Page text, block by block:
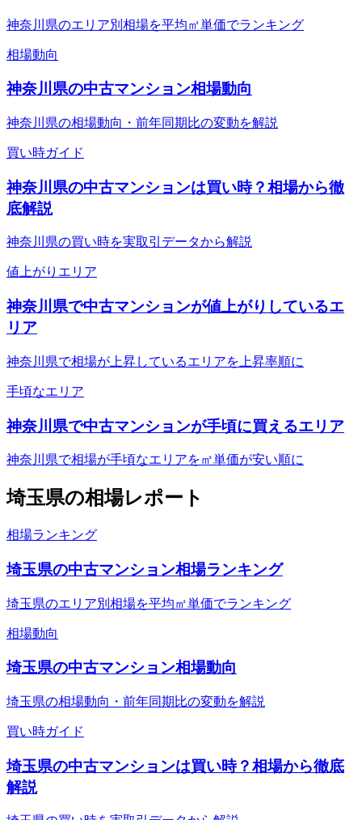
神奈川県のエリア別相場を平均㎡単価でランキング
相場動向
神奈川県の中古マンション相場動向
神奈川県の相場動向・前年同期比の変動を解説
買い時ガイド
神奈川県の中古マンションは買い時？相場から徹
底解説
神奈川県の買い時を実取引データから解説
値上がりエリア
神奈川県で中古マンションが値上がりしているエ
リア
神奈川県で相場が上昇しているエリアを上昇率順に
手頃なエリア
神奈川県で中古マンションが手頃に買えるエリア
神奈川県で相場が手頃なエリアを㎡単価が安い順に
埼玉県の相場レポート
相場ランキング
埼玉県の中古マンション相場ランキング
埼玉県のエリア別相場を平均㎡単価でランキング
相場動向
埼玉県の中古マンション相場動向
埼玉県の相場動向・前年同期比の変動を解説
買い時ガイド
埼玉県の中古マンションは買い時？相場から徹底
解説